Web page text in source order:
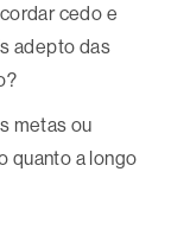
cedo e
adepto das
metas ou
quanto a longo